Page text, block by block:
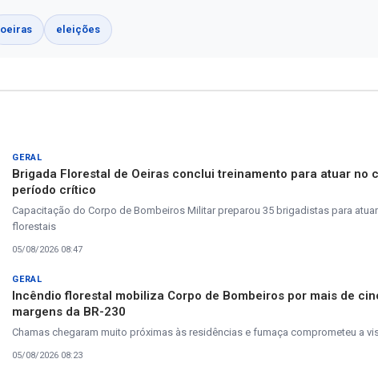
oeiras eleições
GERAL
Brigada Florestal de Oeiras conclui treinamento para atuar no
período crítico
Capacitação do Corpo de Bombeiros Militar preparou 35 brigadistas para
florestais
05/08/2026 08:47
GERAL
Incêndio florestal mobiliza Corpo de Bombeiros por mais de
margens da BR-230
Chamas chegaram muito próximas às residências e fumaça comprometeu a
05/08/2026 08:23